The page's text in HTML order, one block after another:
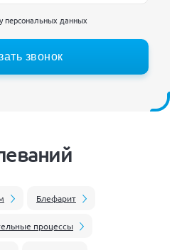
персональных данных
звонок
Блефарит
процессы